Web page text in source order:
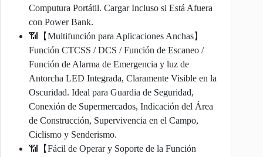
Computura Portátil. Cargar Incluso si Está Afuera
con Power Bank.
📶【Multifunción para Aplicaciones Anchas】
Función CTCSS / DCS / Función de Escaneo /
Función de Alarma de Emergencia y luz de
Antorcha LED Integrada, Claramente Visible en la
Oscuridad. Ideal para Guardia de Seguridad,
Conexión de Supermercados, Indicación del Área
de Construcción, Supervivencia en el Campo,
Ciclismo y Senderismo.
📶【Fácil de Operar y Soporte de la Función